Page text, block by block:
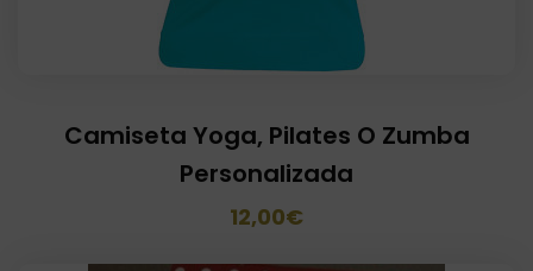
Camiseta Yoga, Pilates O Zumba
Personalizada
El
12,00€El